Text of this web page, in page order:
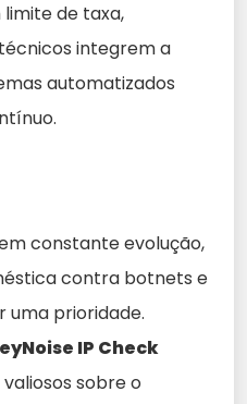
de taxa,
integrem a
automatizados
constante evolução,
contra botnets e
uma prioridade.
IP Check
sobre o